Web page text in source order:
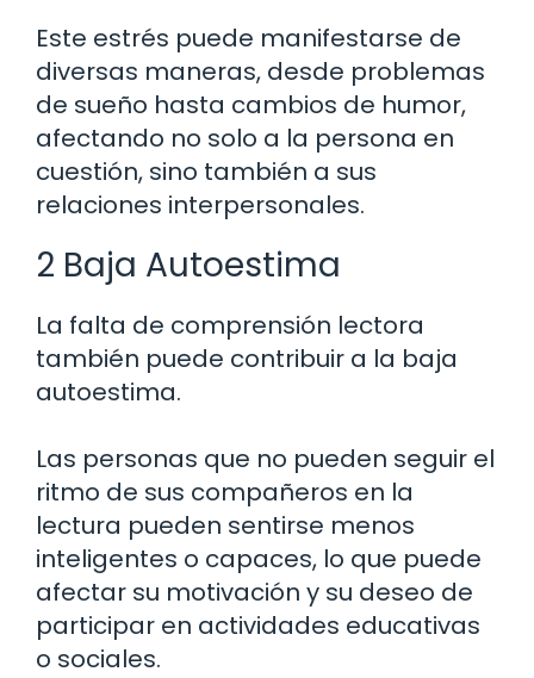
Este estrés puede manifestarse de
diversas maneras, desde problemas
de sueño hasta cambios de humor,
afectando no solo a la persona en
cuestión, sino también a sus
relaciones interpersonales.
2 Baja Autoestima
La falta de comprensión lectora
también puede contribuir a la baja
autoestima.
Las personas que no pueden seguir el
ritmo de sus compañeros en la
lectura pueden sentirse menos
inteligentes o capaces, lo que puede
afectar su motivación y su deseo de
participar en actividades educativas
o sociales.